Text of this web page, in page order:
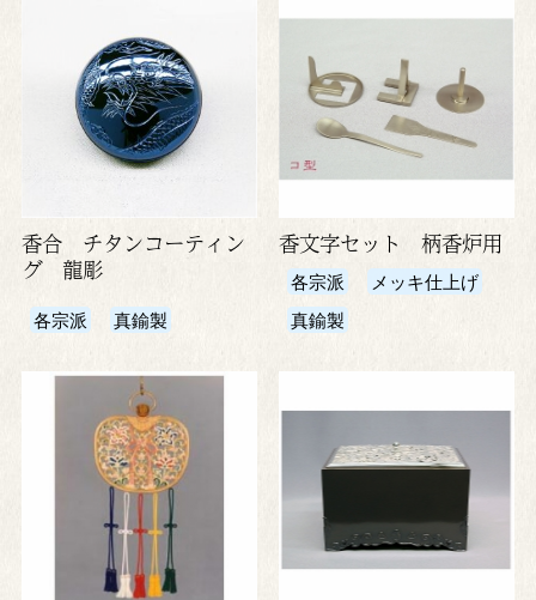
香合 チタンコーティン
グ 龍彫
各宗派 真鍮製
香文字セット 柄香炉用
各宗派
メッキ仕上げ
真鍮製